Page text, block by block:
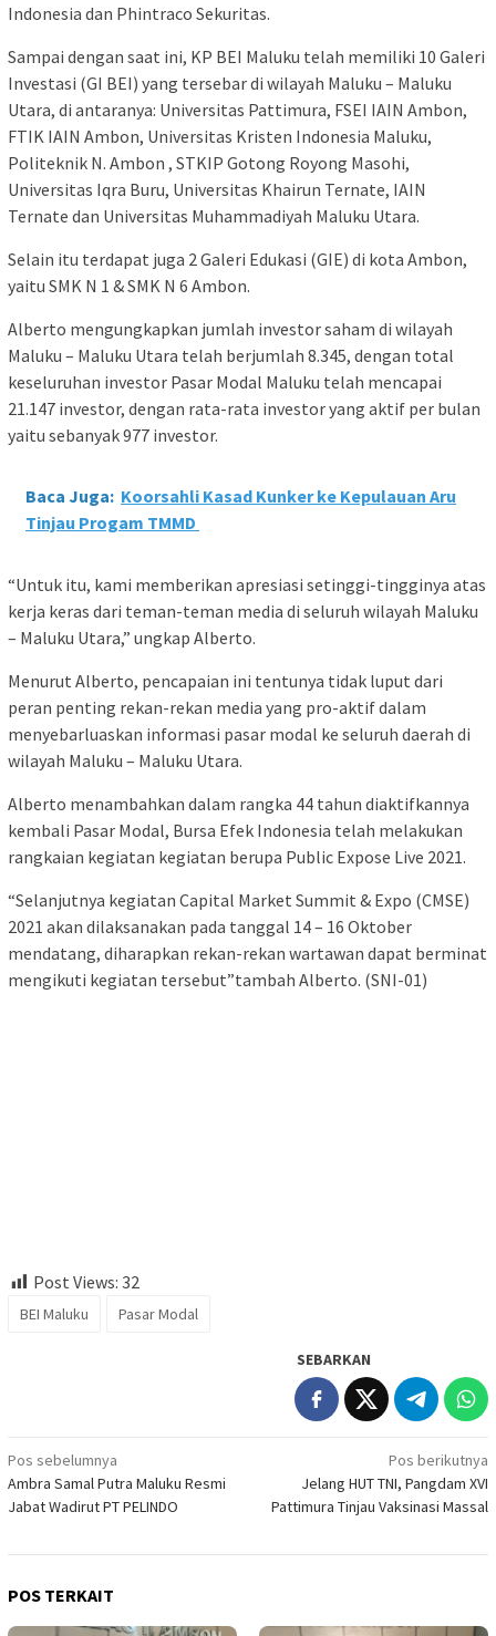
Indonesia dan Phintraco Sekuritas.
Sampai dengan saat ini, KP BEI Maluku telah memiliki 10 Galeri
Investasi (GI BEI) yang tersebar di wilayah Maluku – Maluku
Utara, di antaranya: Universitas Pattimura, FSEI IAIN Ambon,
FTIK IAIN Ambon, Universitas Kristen Indonesia Maluku,
Politeknik N. Ambon , STKIP Gotong Royong Masohi,
Universitas Iqra Buru, Universitas Khairun Ternate, IAIN
Ternate dan Universitas Muhammadiyah Maluku Utara.
Selain itu terdapat juga 2 Galeri Edukasi (GIE) di kota Ambon,
yaitu SMK N 1 & SMK N 6 Ambon.
Alberto mengungkapkan jumlah investor saham di wilayah
Maluku – Maluku Utara telah berjumlah 8.345, dengan total
keseluruhan investor Pasar Modal Maluku telah mencapai
21.147 investor, dengan rata-rata investor yang aktif per bulan
yaitu sebanyak 977 investor.
Baca Juga: Koorsahli Kasad Kunker ke Kepulauan Aru
Tinjau Progam TMMD
“Untuk itu, kami memberikan apresiasi setinggi-tingginya atas
kerja keras dari teman-teman media di seluruh wilayah Maluku
– Maluku Utara,” ungkap Alberto.
Menurut Alberto, pencapaian ini tentunya tidak luput dari
peran penting rekan-rekan media yang pro-aktif dalam
menyebarluaskan informasi pasar modal ke seluruh daerah di
wilayah Maluku – Maluku Utara.
Alberto menambahkan dalam rangka 44 tahun diaktifkannya
kembali Pasar Modal, Bursa Efek Indonesia telah melakukan
rangkaian kegiatan kegiatan berupa Public Expose Live 2021.
“Selanjutnya kegiatan Capital Market Summit & Expo (CMSE)
2021 akan dilaksanakan pada tanggal 14 – 16 Oktober
mendatang, diharapkan rekan-rekan wartawan dapat berminat
mengikuti kegiatan tersebut”tambah Alberto. (SNI-01)
Post Views: 32
BEI Maluku Pasar Modal
SEBARKAN
Navigasi
pos
Pos sebelumnya
Ambra Samal Putra Maluku Resmi
Jabat Wadirut PT PELINDO
Pos berikutnya
Jelang HUT TNI, Pangdam XVI
Pattimura Tinjau Vaksinasi Massal
POS TERKAIT